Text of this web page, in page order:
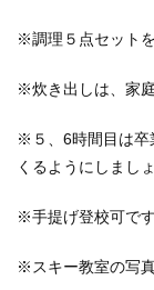
※調理５点セット
※炊き出しは、家
※５、6時間目は卒
くるようにしましょ
※手提げ登校可です
※スキー教室の写